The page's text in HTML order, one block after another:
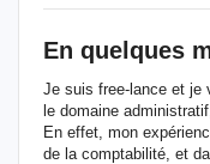
En quelques
Je suis free-lance et je
le domaine
En effet, mon
de la comptabilité, et